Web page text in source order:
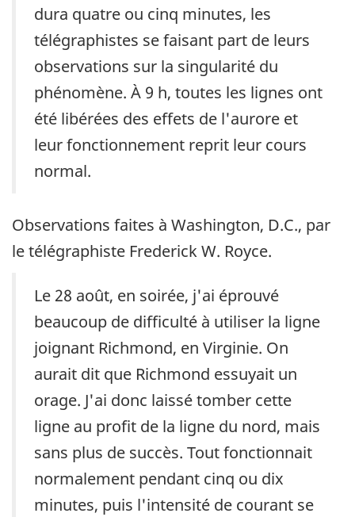
dura quatre ou cinq minutes, les
télégraphistes se faisant part de leurs
observations sur la singularité du
phénomène. À 9 h, toutes les lignes ont
été libérées des effets de l'aurore et
leur fonctionnement reprit leur cours
normal.
Observations faites à Washington, D.C., par
le télégraphiste Frederick W. Royce.
Le 28 août, en soirée, j'ai éprouvé
beaucoup de difficulté à utiliser la ligne
joignant Richmond, en Virginie. On
aurait dit que Richmond essuyait un
orage. J'ai donc laissé tomber cette
ligne au profit de la ligne du nord, mais
sans plus de succès. Tout fonctionnait
normalement pendant cinq ou dix
minutes, puis l'intensité de courant se